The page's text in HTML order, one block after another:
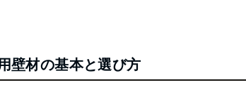
壁材の基本と選び方